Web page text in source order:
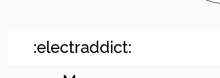
:electraddict: